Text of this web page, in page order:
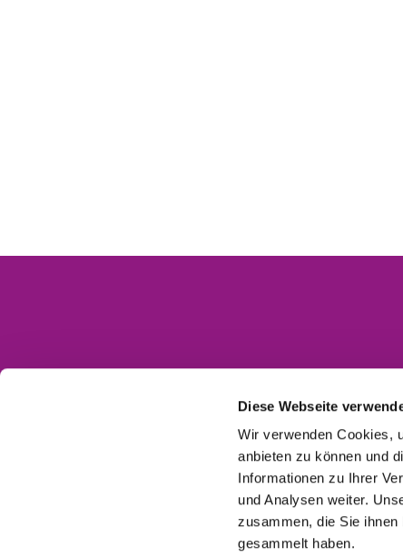
Diese Webseite
Wir verwenden Cookies,
anbieten zu können und
Informationen zu Ihrer
und Analysen weiter.
zusammen, die Sie
gesammelt haben.
Kontakt
Datenschutzerklärung
Barrierefreiheitserklärung